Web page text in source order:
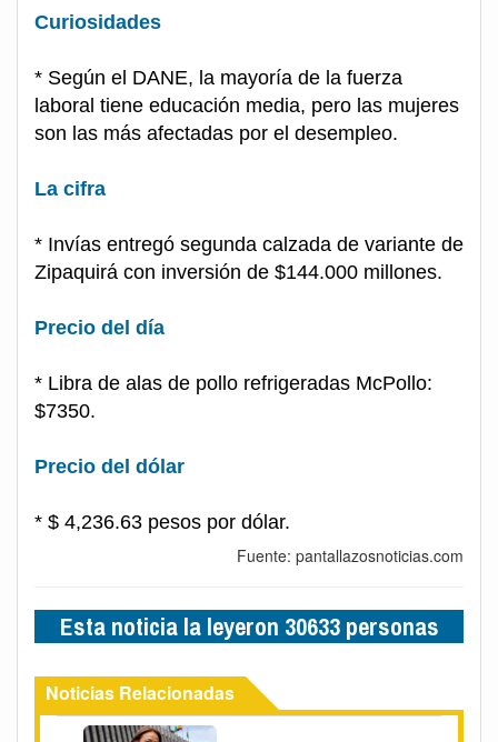
Curiosidades
* Según el DANE, la mayoría de la fuerza
laboral tiene educación media, pero las mujeres
son las más afectadas por el desempleo.
La cifra
* Invías entregó segunda calzada de variante de
Zipaquirá con inversión de $144.000 millones.
Precio del día
* Libra de alas de pollo refrigeradas McPollo:
$7350.
Precio del dólar
* $ 4,236.63 pesos por dólar.
Fuente: pantallazosnoticias.com
Esta noticia la leyeron 30633 personas
Noticias Relacionadas